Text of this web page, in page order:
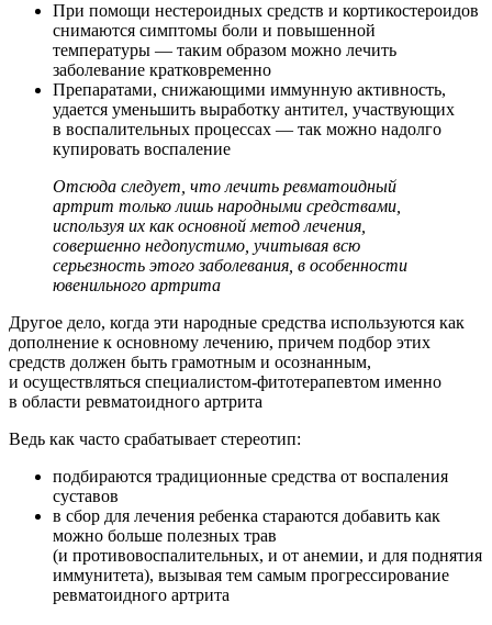
При помощи нестероидных средств и кортикостероидов
снимаются симптомы боли и повышенной
температуры — таким образом можно лечить
заболевание кратковременно
Препаратами, снижающими иммунную активность,
удается уменьшить выработку антител, участвующих
в воспалительных процессах — так можно надолго
купировать воспаление
Отсюда следует, что лечить ревматоидный
артрит только лишь народными средствами,
используя их как основной метод лечения,
совершенно недопустимо, учитывая всю
серьезность этого заболевания, в особенности
ювенильного артрита
Другое дело, когда эти народные средства используются как
дополнение к основному лечению, причем подбор этих
средств должен быть грамотным и осознанным,
и осуществляться специалистом-фитотерапевтом именно
в области ревматоидного артрита
Ведь как часто срабатывает стереотип:
подбираются традиционные средства от воспаления
суставов
в сбор для лечения ребенка стараются добавить как
можно больше полезных трав
(и противовоспалительных, и от анемии, и для поднятия
иммунитета), вызывая тем самым прогрессирование
ревматоидного артрита